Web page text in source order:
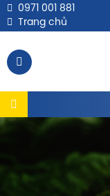
0971 001 881
Trang chủ